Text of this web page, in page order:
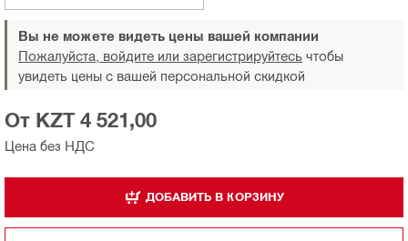
Вы не можете видеть цены вашей компании
Пожалуйста, войдите или зарегистрируйтесь чтобы
увидеть цены с вашей персональной скидкой
Цена без НДС
От KZT 4 521,00
ДОБАВИТЬ В КОРЗИНУ